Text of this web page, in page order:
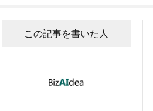
この記事を書いた人